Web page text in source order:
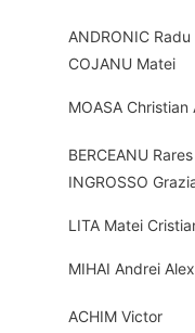
ANDRONIC Radu
COJANU Matei
MOASA Christian
BERCEANU Rares
INGROSSO
LITA Matei
MIHAI Andrei
ACHIM Victor